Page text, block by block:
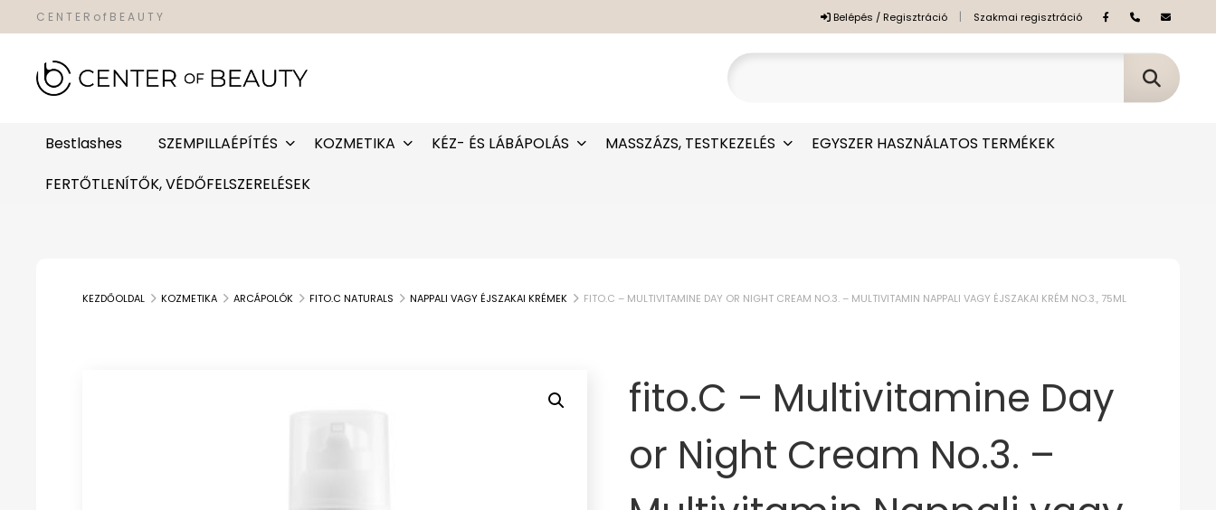
C E N T E R o f B E A U T Y Belépés / Regisztráció | Szakmai regisztráció
Bestlashes SZEMPILLAÉPÍTÉS KOZMETIKA KÉZ- ÉS LÁBÁPOLÁS MASSZÁZS, TESTKEZELÉS
EGYSZER HASZNÁLATOS TERMÉKEK
FERTŐTLENÍTŐK, VÉDŐFELSZERELÉSEK
KEZDŐOLDAL KOZMETIKA ARCÁPOLÓK FITO.C NATURALS NAPPALI VAGY ÉJSZAKAI KRÉMEK FITO.C – MULTIVITAMINE DAY OR NIGHT CREAM NO.3. – MULTIVITAMIN NAPPALI VAGY ÉJSZAKAI KRÉM NO.3., 75ML
fito.C – Multivitamine Day
or Night Cream No.3. –